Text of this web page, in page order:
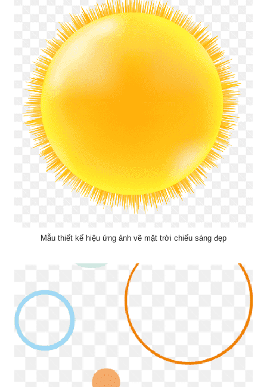
Mẫu thiết kế hiệu ứng ảnh vẽ mặt trời chiếu sáng đẹp